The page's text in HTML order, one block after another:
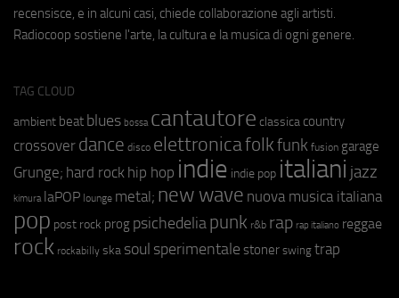
recensisce, e in alcuni casi, chiede collaborazione agli artisti.
Radiocoop sostiene l'arte, la cultura e la musica di ogni genere.
TAG CLOUD
ambient beat blues bossa cantautore classica country
crossover dance disco elettronicafolkfunk fusion garage
Grunge; hard rock hip hop indie indie pop italiani jazz
kimura laPOP lounge metal; new wave nuova musica italiana
pop post rock prog psichedeliapunk r&b rap rap italiano reggae
rock rockabilly ska soul sperimentale stoner swing trap